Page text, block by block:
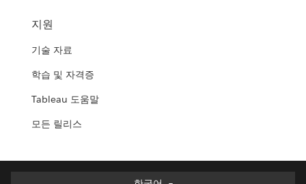
지원
기술 자료
학습 및 자격증
Tableau 도움말
모든 릴리스